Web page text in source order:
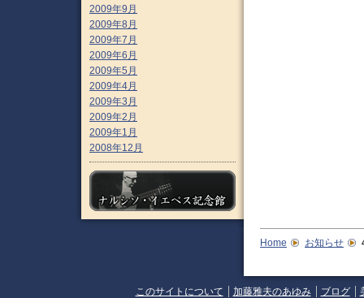
2009年9月
2009年8月
2009年7月
2009年6月
2009年5月
2009年4月
2009年3月
2009年2月
2009年1月
2008年12月
Home お知らせ
このサイトについて 加藤雅夫のあゆみ ブログ